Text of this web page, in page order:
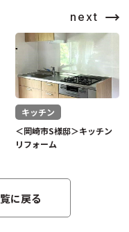
next
キッチン
＜岡崎市S様邸＞キッチン
リフォーム
に戻る